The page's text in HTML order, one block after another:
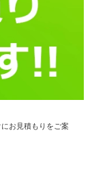
お見積もりをご案